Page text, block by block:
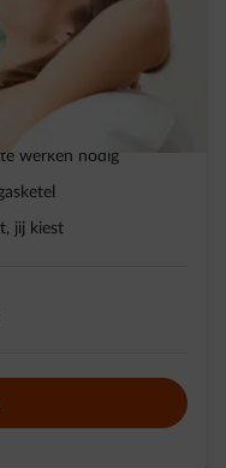
en warmtepomp
werken nodig
jij kiest